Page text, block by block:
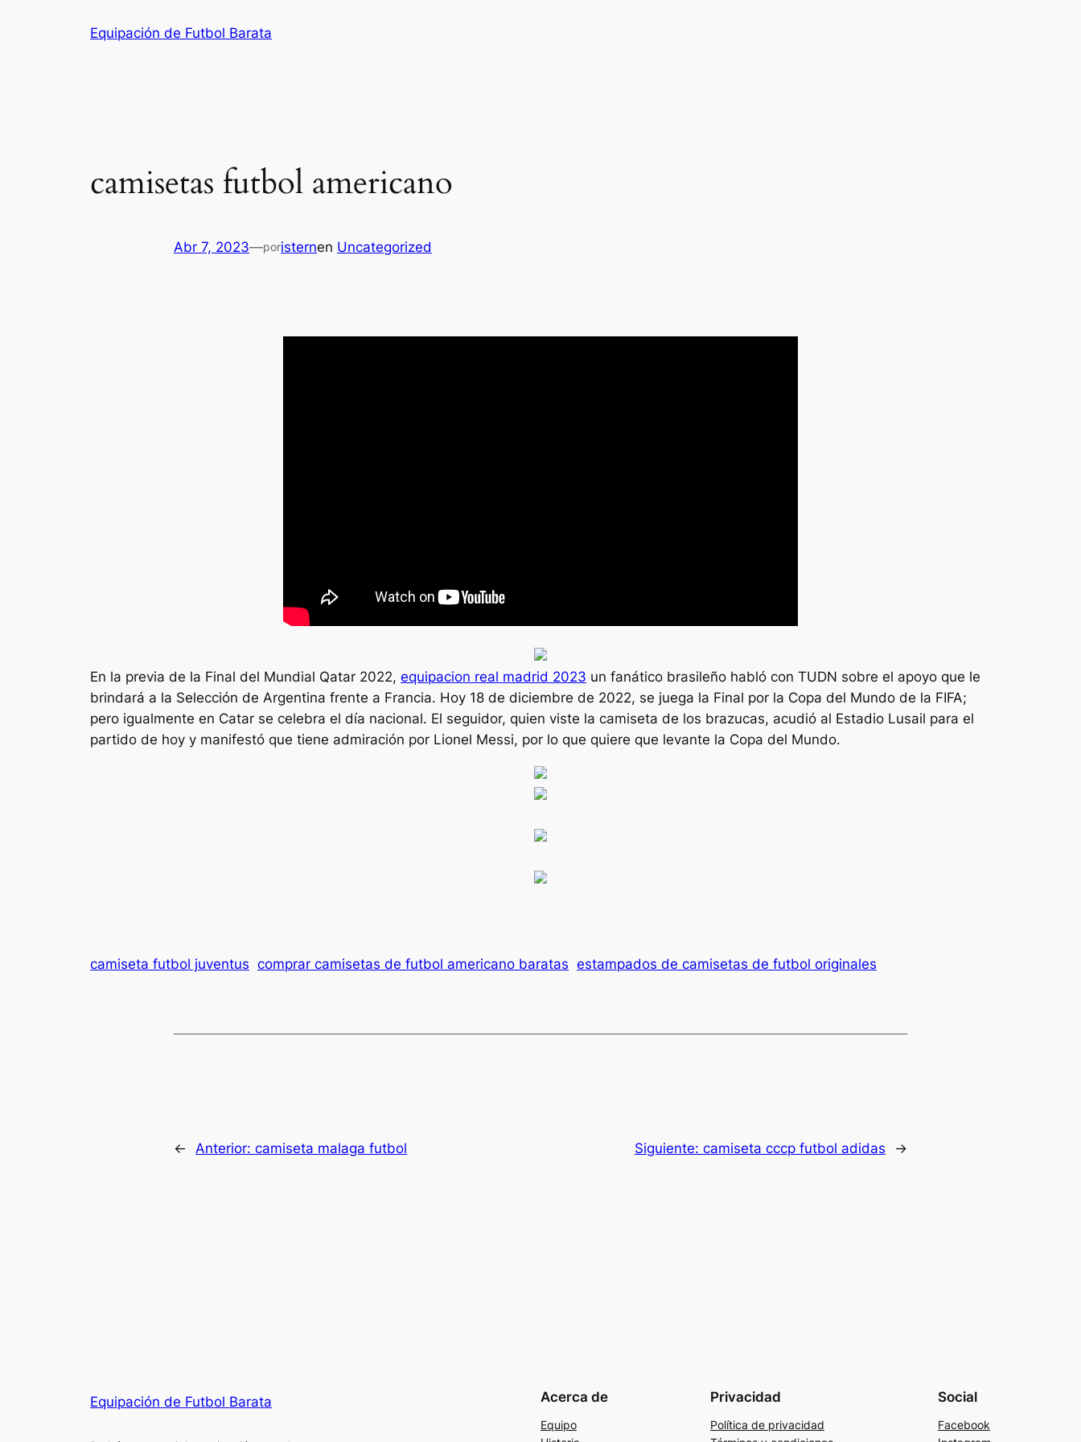
Equipación de Futbol Barata
camisetas futbol americano
Abr 7, 2023—poristernen Uncategorized
En la previa de la Final del Mundial Qatar 2022, equipacion real madrid 2023 un fanático brasileño habló con TUDN sobre el apoyo que le
brindará a la Selección de Argentina frente a Francia. Hoy 18 de diciembre de 2022, se juega la Final por la Copa del Mundo de la FIFA;
pero igualmente en Catar se celebra el día nacional. El seguidor, quien viste la camiseta de los brazucas, acudió al Estadio Lusail para el
partido de hoy y manifestó que tiene admiración por Lionel Messi, por lo que quiere que levante la Copa del Mundo.
camiseta futbol juventus comprar camisetas de futbol americano baratas estampados de camisetas de futbol originales
← Anterior: camiseta malaga futbol Siguiente: camiseta cccp futbol adidas →
Equipación de Futbol Barata Acerca de
Equipo
Privacidad
Política de privacidad
Social
Facebook